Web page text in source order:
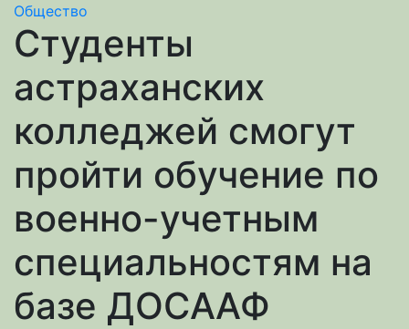
Общество
Студенты
астраханских
колледжей смогут
пройти обучение по
военно-учетным
специальностям на
базе ДОСААФ